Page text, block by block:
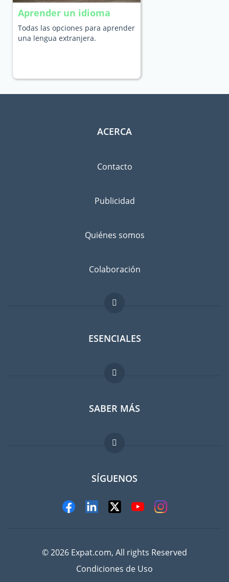
Aprender un idioma
Todas las opciones para aprender
una lengua extranjera.
ACERCA
Contacto
Publicidad
Quiénes somos
Colaboración
ESENCIALES
Foro para expatriados
Guia para expatriados
Trabajos en el extranjero
SABER MÁS
FAQ
SÍGUENOS
© 2026 Expat.com, All rights Reserved
Condiciones de Uso